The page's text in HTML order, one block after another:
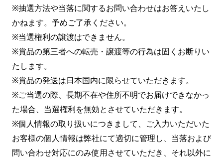
※抽選方法や当落に関するお問い合わせはお答えいたし
かねます。予めご了承ください。
※当選権利の譲渡はできません。
※賞品の第三者への転売・譲渡等の行為は固くお断りい
たします。
※賞品の発送は日本国内に限らせていただきます。
※ご当選の際、長期不在や住所不明でお届けできなかっ
た場合、当選権利を無効とさせていただきます。
※個人情報の取り扱いにつきまして、ご入力いただいた
お客様の個人情報は弊社にて適切に管理し、当落および
問い合わせ対応にのみ使用させていただき、それ以外に